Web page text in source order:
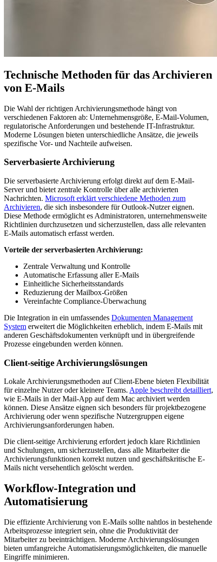
Technische Methoden für das Archivieren
von E-Mails
Die Wahl der richtigen Archivierungsmethode hängt von
verschiedenen Faktoren ab: Unternehmensgröße, E-Mail-Volumen,
regulatorische Anforderungen und bestehende IT-Infrastruktur.
Moderne Lösungen bieten unterschiedliche Ansätze, die jeweils
spezifische Vor- und Nachteile aufweisen.
Serverbasierte Archivierung
Die serverbasierte Archivierung erfolgt direkt auf dem E-Mail-
Server und bietet zentrale Kontrolle über alle archivierten
Nachrichten. Microsoft erklärt verschiedene Methoden zum
Archivieren, die sich insbesondere für Outlook-Nutzer eignen.
Diese Methode ermöglicht es Administratoren, unternehmensweite
Richtlinien durchzusetzen und sicherzustellen, dass alle relevanten
E-Mails automatisch erfasst werden.
Vorteile der serverbasierten Archivierung:
Zentrale Verwaltung und Kontrolle
Automatische Erfassung aller E-Mails
Einheitliche Sicherheitsstandards
Reduzierung der Mailbox-Größen
Vereinfachte Compliance-Überwachung
Die Integration in ein umfassendes Dokumenten Management
System erweitert die Möglichkeiten erheblich, indem E-Mails mit
anderen Geschäftsdokumenten verknüpft und in übergreifende
Prozesse eingebunden werden können.
Client-seitige Archivierungslösungen
Lokale Archivierungsmethoden auf Client-Ebene bieten Flexibilität
für einzelne Nutzer oder kleinere Teams. Apple beschreibt detailliert,
wie E-Mails in der Mail-App auf dem Mac archiviert werden
können. Diese Ansätze eignen sich besonders für projektbezogene
Archivierung oder wenn spezifische Nutzergruppen eigene
Archivierungsanforderungen haben.
Die client-seitige Archivierung erfordert jedoch klare Richtlinien
und Schulungen, um sicherzustellen, dass alle Mitarbeiter die
Archivierungsfunktionen korrekt nutzen und geschäftskritische E-
Mails nicht versehentlich gelöscht werden.
Workflow-Integration und
Automatisierung
Die effiziente Archivierung von E-Mails sollte nahtlos in bestehende
Arbeitsprozesse integriert sein, ohne die Produktivität der
Mitarbeiter zu beeinträchtigen. Moderne Archivierungslösungen
bieten umfangreiche Automatisierungsmöglichkeiten, die manuelle
Eingriffe minimieren.